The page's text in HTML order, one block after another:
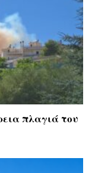
πλαγιά του